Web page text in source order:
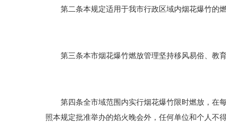
第二条本规定适用于我市行政区域内烟花爆竹的
第三条本市烟花爆竹燃放管理坚持移风易俗、教
第四条全市域范围内实行烟花爆竹限时燃放，在每
照本规定批准举办的焰火晚会外，任何单位和个人不